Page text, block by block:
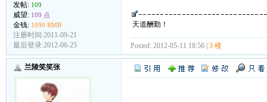
发帖: 109
威望: 109 点
金钱: 1090 RMB
注册时间:2011-09-21
最后登录:2012-06-25
天道酬勤！
Posted: 2012-05-11 18:56 | 3 楼
兰陵笑笑张